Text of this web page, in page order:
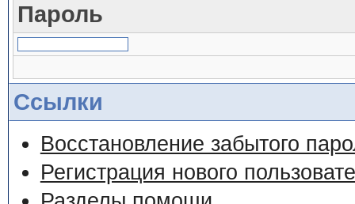
Пароль
Ссылки
Восстановление забытого
Регистрация нового